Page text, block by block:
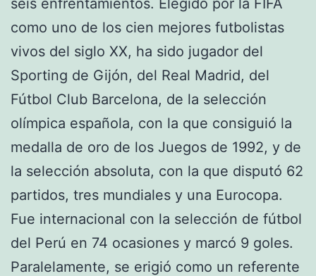
como uno de los cien mejores futbolistas
vivos del siglo XX, ha sido jugador del
Sporting de Gijón, del Real Madrid, del
Fútbol Club Barcelona, de la selección
olímpica española, con la que consiguió la
medalla de oro de los Juegos de 1992, y de
la selección absoluta, con la que disputó 62
partidos, tres mundiales y una Eurocopa.
Fue internacional con la selección de fútbol
del Perú en 74 ocasiones y marcó 9 goles.
Paralelamente, se erigió como un referente